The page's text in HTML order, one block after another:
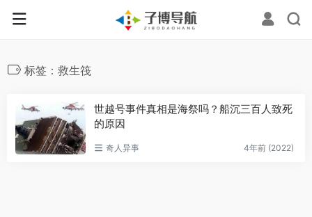
标签：救生筏
世越号事件真相是海祭吗？船沉三百人致死
的原因
奇人异事 4年前 (2022)